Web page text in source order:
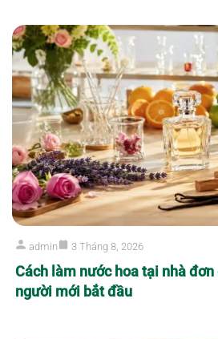
GỬI NGAY
admin 3 Tháng 8, 2026
Cách làm nước hoa tại nhà
người mới bắt đầu